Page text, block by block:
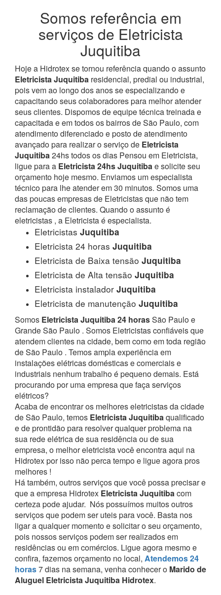
Somos referência em
serviços de Eletricista
Juquitiba
Hoje a Hidrotex se tornou referência quando o assunto
Eletricista Juquitiba residencial, predial ou industrial,
pois vem ao longo dos anos se especializando e
capacitando seus colaboradores para melhor atender
seus clientes. Dispomos de equipe técnica treinada e
capacitada e em todos os bairros de São Paulo, com
atendimento diferenciado e posto de atendimento
avançado para realizar o serviço de Eletricista
Juquitiba24hs todos os dias Pensou em Eletricista,
ligue para a Eletricista 24hs Juquitibae solicite seu
orçamento hoje mesmo. Enviamos um especialista
técnico para lhe atender em 30 minutos. Somos uma
das poucas empresas de Eletricistas que não tem
reclamação de clientes. Quando o assunto é
eletricistas , a Eletricista é especialista.
Eletricistas Juquitiba
Eletricista 24 horas Juquitiba
Eletricista de Baixa tensão Juquitiba
Eletricista de Alta tensão Juquitiba
Eletricista instalador Juquitiba
Eletricista de manutenção Juquitiba
Somos Eletricista Juquitiba 24 horasSão Paulo e
Grande São Paulo . Somos Eletricistas confiáveis que
atendem clientes na cidade, bem como em toda região
de São Paulo . Temos ampla experiência em
instalações elétricas domésticas e comerciais e
industriais nenhum trabalho é pequeno demais. Está
procurando por uma empresa que faça serviços
elétricos?
Acaba de encontrar os melhores eletricistas da cidade
de São Paulo, temos Eletricista Juquitibaqualificado
e de prontidão para resolver qualquer problema na
sua rede elétrica de sua residência ou de sua
empresa, o melhor eletricista você encontra aqui na
Hidrotex por isso não perca tempo e ligue agora pros
melhores !
Há também, outros serviços que você possa precisar e
que a empresa Hidrotex Eletricista Juquitibacom
certeza pode ajudar. Nós possuímos muitos outros
serviços que podem ser uteis para você. Basta nos
ligar a qualquer momento e solicitar o seu orçamento,
pois nossos serviços podem ser realizados em
residências ou em comércios. Ligue agora mesmo e
confira, fazemos orçamento no local, Atendemos 24
horas7 dias na semana, venha conhecer o Marido de
Aluguel Eletricista Juquitiba Hidrotex.